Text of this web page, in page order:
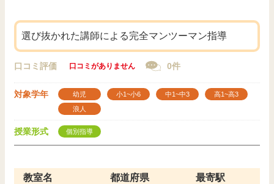
選び抜かれた講師による完全マンツーマン指導
口コミ評価 口コミがありません 0件
対象学年 幼児 小1~小6 中1~中3
高1~高3
浪人
授業形式 個別指導
教室名 都道府県 最寄駅